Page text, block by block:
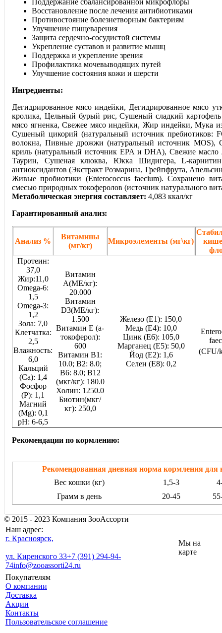
Поддержание сбалансированной микрофлоры
Восстановление после лечения антибиотиками
Противостояние болезнетворным бактериям
Улучшение пищеварения
Защита сердечно-сосудистой системы
Укрепление суставов и развитие мышц
Поддержка и укрепление зрения
Профилактика мочевыводящих путей
Улучшение состояния кожи и шерсти
Ингредиенты:
Дегидрированное мясо индейки, Дегидрированное мясо
кролика, Цельный бурый рис, Сушеный сладкий картофель
мясо ягненка, Свежее мясо индейки, Жир индейки, Мука
Сушеный цикорий (натуральный источник пребиотиков:
волокна, Пивные дрожжи (натуральный источник MOS),
криль (натуральный источник EPA и DHA), Свежие
Таурин, Сушеная клюква, Юкка Шидигера, L-
антиоксидантов (Экстракт Розмарина, Грейпфрута,
Живые пробиотики (Enterococcus faecium). Сохранено
смесью природных токоферолов (источник натурального
Метаболическая энергия составляет: 4,083 ккал/кг
Гарантированный анализ:
Анализ %
Витамины
(мг/кг)
Микроэлементы (мг\кг)
Протеин:
37,0
Жир:11,0
Omega-6:
1,5
Omega-3:
1,2
Зола: 7,0
Клетчатка:
2,5
Влажность:
6,0
Кальций
(Са): 1,4
Фосфор
(P): 1,1
Магний
(Mg): 0,1
pH: 6-6,5
Витамин
A(МЕ/кг):
20.000
Витамин
D3(МЕ/кг):
1.500
Витамин E (a-
токоферол):
600
Витамин В1:
10.0; B2: 8.0;
B6: 8.0; B12
(мкг/кг): 180.0
Холин: 1250.0
Биотин(мкг/
кг): 250,0
Железо (E1): 150,0
Медь (Е4): 10,0
Цинк (E6): 105,0
Марганец (E5): 50,0
Йод (E2): 1,6
Селен (E8): 0,2
(CFU/
Рекомендации по кормлению:
Рекомендованная дневная норма кормления для
Вес кошки (кг)
1,5-3
Грамм в день
20-45
© 2015 - 2023 Компания ЗооАссорти
Наш адрес:
г. Красноярск,
ул. Киренского 33+7 (391) 294-94-
74info@zooassorti24.ru
Мы на
карте
Покупателям
О компании
Доставка
Акции
Контакты
Пользовательское соглашение